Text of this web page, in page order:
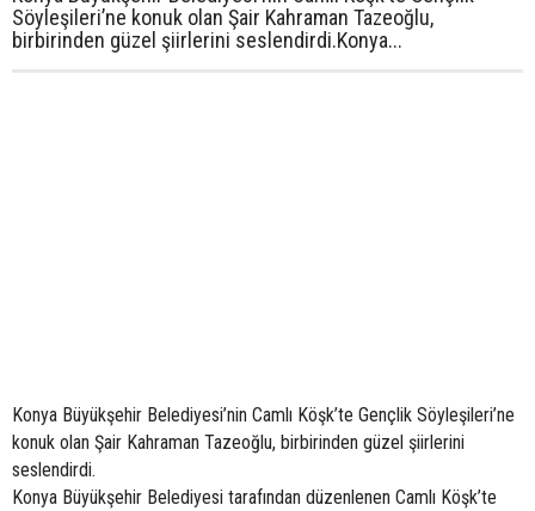
Söyleşileri’ne konuk olan Şair Kahraman Tazeoğlu,
birbirinden güzel şiirlerini seslendirdi.Konya...
Konya Büyükşehir Belediyesi’nin Camlı Köşk’te Gençlik Söyleşileri’ne
konuk olan Şair Kahraman Tazeoğlu, birbirinden güzel şiirlerini
seslendirdi.
Konya Büyükşehir Belediyesi tarafından düzenlenen Camlı Köşk’te